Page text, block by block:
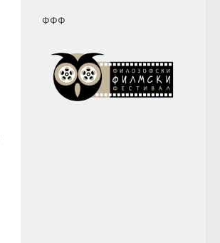
ФФФ